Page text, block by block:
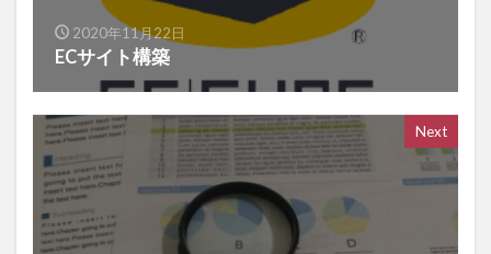
2020年11月22日
ECサイト構築
Next